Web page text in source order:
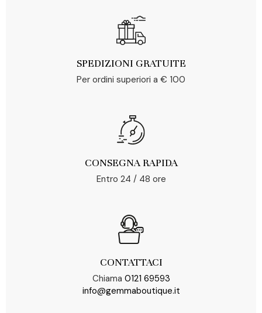
SPEDIZIONI GRATUITE
Per ordini superiori a € 100
CONSEGNA RAPIDA
Entro 24 / 48 ore
CONTATTACI
Chiama 0121 69593
info@gemmaboutique.it